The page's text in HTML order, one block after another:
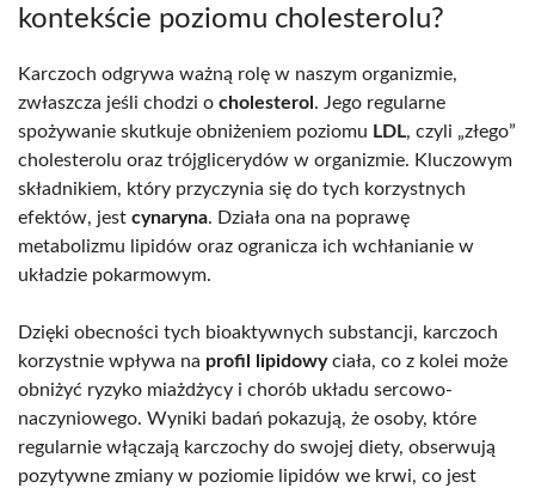
kontekście poziomu cholesterolu?
Karczoch odgrywa ważną rolę w naszym organizmie,
zwłaszcza jeśli chodzi o cholesterol . Jego regularne
spożywanie skutkuje obniżeniem poziomu LDL, czyli „złego”
cholesterolu oraz trójglicerydów w organizmie. Kluczowym
składnikiem, który przyczynia się do tych korzystnych
efektów, jest cynaryna. Działa ona na poprawę
metabolizmu lipidów oraz ogranicza ich wchłanianie w
układzie pokarmowym.
Dzięki obecności tych bioaktywnych substancji, karczoch
korzystnie wpływa na profil lipidowyciała, co z kolei może
obniżyć ryzyko miażdżycy i chorób układu sercowo-
naczyniowego. Wyniki badań pokazują, że osoby, które
regularnie włączają karczochy do swojej diety, obserwują
pozytywne zmiany w poziomie lipidów we krwi, co jest